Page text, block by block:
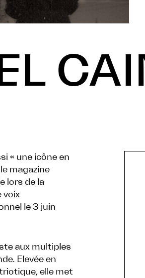
« une icône en
magazine
lors de la
voix
le 3 juin
aux multiples
Elevée en
elle met